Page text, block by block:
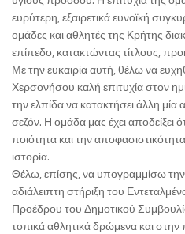
ευρύτερη, εξαιρετικά ευνοϊκή
ομάδες και αθλητές της Κρήτης
επίπεδο, κατακτώντας τίτλους,
Με την ευκαιρία αυτή, θέλω να
Χερσονήσου καλή επιτυχία στον
την ελπίδα να κατακτήσει άλλη μία
σεζόν. Η ομάδα μας έχει αποδείξει
ποιότητα και την
ιστορία.
Θέλω, επίσης, να υπογραμμίσω
αδιάλειπτη στήριξη του
Προέδρου του Δημοτικού
τοπικά αθλητικά δρώμενα και